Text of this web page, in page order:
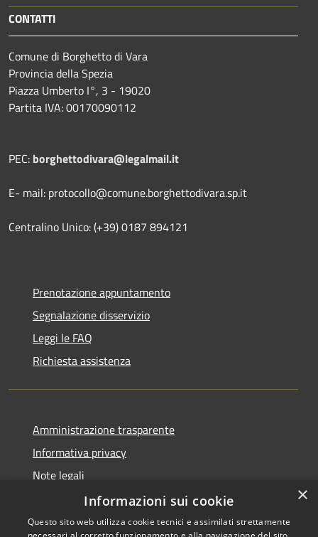
CONTATTI
Comune di Borghetto di Vara
Provincia della Spezia
Piazza Umberto I°, 3 - 19020
Partita IVA: 00170090112
PEC: borghettodivara@legalmail.it
E- mail: protocollo@comune.borghettodivara.sp.it
Centralino Unico: (+39) 0187 894121
Prenotazione appuntamento
Segnalazione disservizio
Leggi le FAQ
Richiesta assistenza
Amministrazione trasparente
Informativa privacy
Note legali
Dichiarazione di accessibilità
×
Informazioni sui cookie
Questo sito web utilizza cookie tecnici e assimilati strettamente